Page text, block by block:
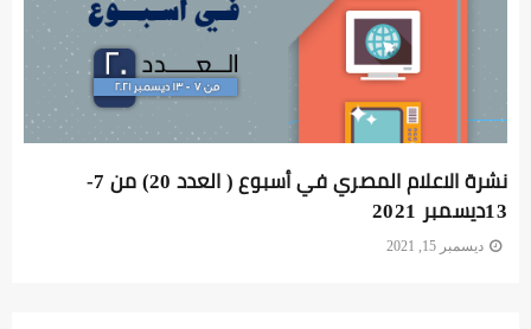
نشرة الاعلام المصري في أسبوع ( العدد 20) من 7-
13ديسمبر 2021
ديسمبر 15, 2021